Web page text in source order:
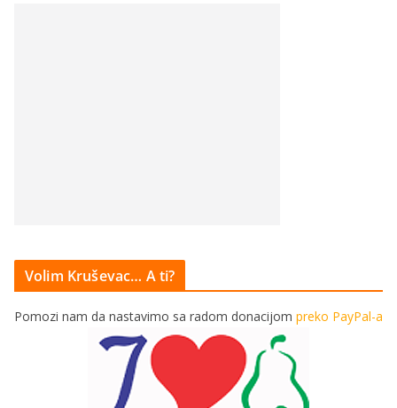
Volim Kruševac… A ti?
Pomozi nam da nastavimo sa radom donacijom preko PayPal-a